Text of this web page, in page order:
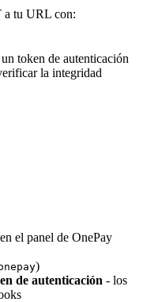
a tu URL con:
token de autenticación
la integridad
en el panel de OnePay
)
de autenticación - los